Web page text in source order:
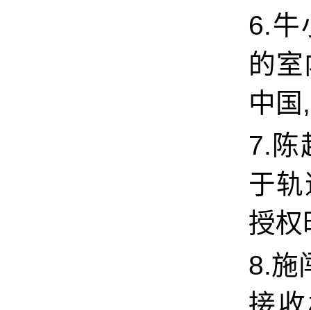
6.牛
的
中国
7.陈
于
授权
8.施